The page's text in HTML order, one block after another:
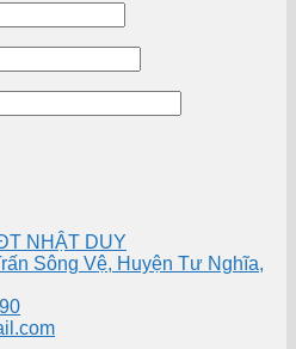
NHẬT DUY
Sông Vệ, Huyện Tư Nghĩa,